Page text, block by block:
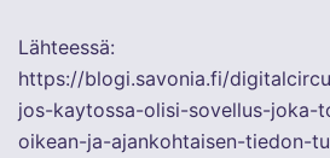
Lähteessä:
https://blogi.savonia.fi/
jos-kaytossa-olisi-sovellus-joka-
oikean-ja-ajankohtaisen-tiedon-